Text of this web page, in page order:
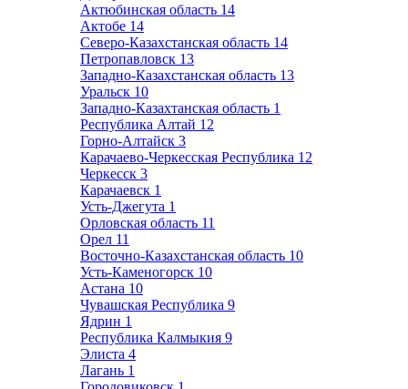
Актюбинская область 14
Актобе 14
Северо-Казахстанская область 14
Петропавловск 13
Западно-Казахстанская область 13
Уральск 10
Западно-Казахтанская область 1
Республика Алтай 12
Горно-Алтайск 3
Карачаево-Черкесская Республика 12
Черкесск 3
Карачаевск 1
Усть-Джегута 1
Орловская область 11
Орел 11
Восточно-Казахстанская область 10
Усть-Каменогорск 10
Астана 10
Чувашская Республика 9
Ядрин 1
Республика Калмыкия 9
Элиста 4
Лагань 1